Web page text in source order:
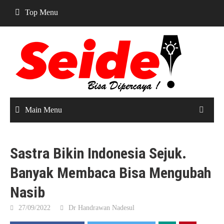
content
Top Menu
Main Menu
Sastra Bikin Indonesia Sejuk.
Banyak Membaca Bisa Mengubah
Nasib
27/09/2022 Dr Handrawan Nadesul